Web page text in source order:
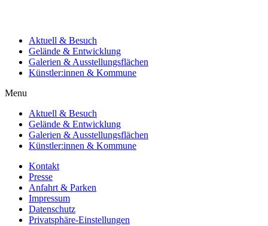
Aktuell & Besuch
Gelände & Entwicklung
Galerien & Ausstellungsflächen
Künstler:innen & Kommune
Menu
Aktuell & Besuch
Gelände & Entwicklung
Galerien & Ausstellungsflächen
Künstler:innen & Kommune
Kontakt
Presse
Anfahrt & Parken
Impressum
Datenschutz
Privatsphäre-Einstellungen